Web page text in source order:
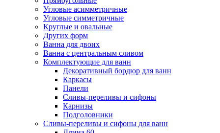
Угловые асимметричные
Угловые симметричные
Круглые и овальные
Других форм
Ванна для двоих
Ванна с центральным сливом
Комплектующие для ванн
Декоративный бордюр для ванн
Каркасы
Панели
Сливы-переливы и сифоны
Карнизы
Подголовники
Сливы-переливы и сифоны для ванн